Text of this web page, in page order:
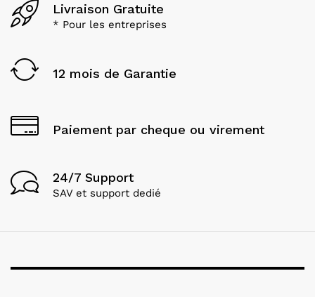
Livraison Gratuite
* Pour les entreprises
12 mois de Garantie
Paiement par cheque ou virement
24/7 Support
SAV et support dedié